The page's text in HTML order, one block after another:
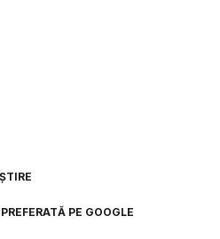
PE GOOGLE